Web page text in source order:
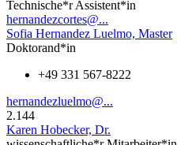
Technische*r Assistent*in
hernandezcortes@...
Sofia Hernandez Luelmo, Master
Doktorand*in
+49 331 567-8222
hernandezluelmo@...
2.144
Karen Hobecker, Dr.